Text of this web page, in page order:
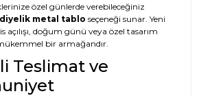
özel günlerde verebileceğiniz
metal tablo seçeneği sunar. Yeni
açılışı, doğum günü veya özel tasarım
bir armağandır.
Teslimat ve